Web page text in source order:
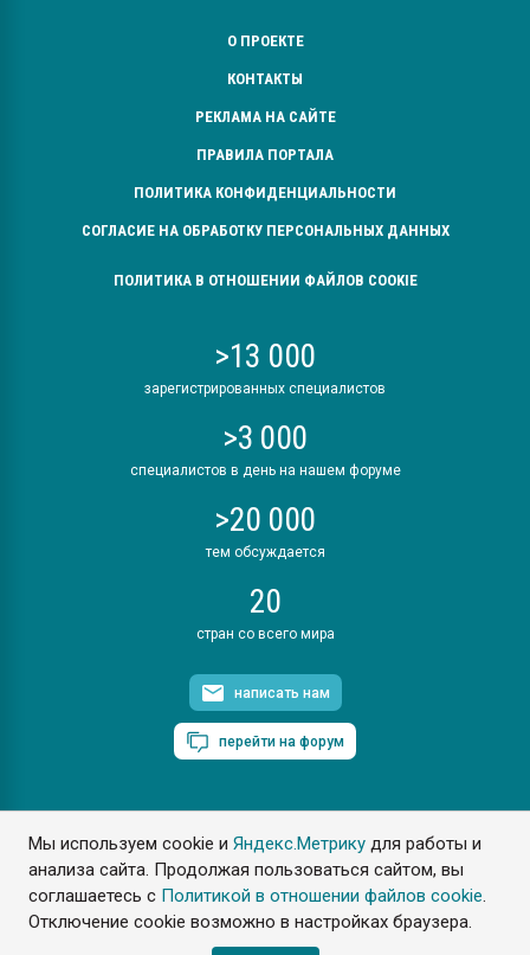
Мы используем cookie иЯндекс.Метрику для работы и
анализа сайта. Продолжая пользоваться сайтом, вы
соглашаетесь с Политикой в отношении файлов cookie.
Отключение cookie возможно в настройках браузера.
О ПРОЕКТЕ
КОНТАКТЫ
РЕКЛАМА НА САЙТЕ
ПРАВИЛА ПОРТАЛА
ПОЛИТИКА КОНФИДЕНЦИАЛЬНОСТИ
СОГЛАСИЕ НА ОБРАБОТКУ ПЕРСОНАЛЬНЫХ ДАННЫХ
ПОЛИТИКА В ОТНОШЕНИИ ФАЙЛОВ COOKIE
>13 000
зарегистрированных специалистов
>3 000
специалистов в день на нашем форуме
>20 000
тем обсуждается
20
стран со всего мира
написать нам
перейти на форум
ПластЭксперт © 2006. Все права защищены
Разрешается копирование материалов сайта с обязательной
ссылкой на www.e-plastic.ru
Разработка сайта